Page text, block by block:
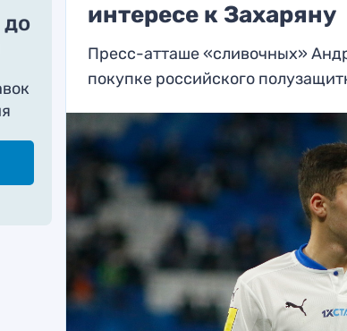
интересе к Захаряну
Пресс-атташе «сливочных»
покупке российского